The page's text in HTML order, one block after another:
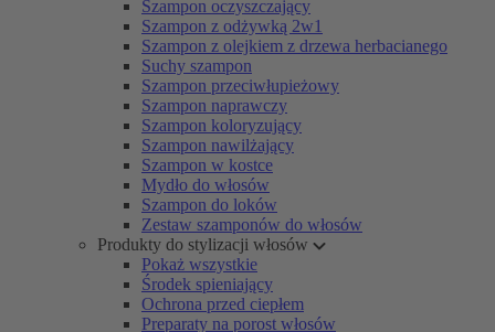
Szampon oczyszczający
Szampon z odżywką 2w1
Szampon z olejkiem z drzewa herbacianego
Suchy szampon
Szampon przeciwłupieżowy
Szampon naprawczy
Szampon koloryzujący
Szampon nawilżający
Szampon w kostce
Mydło do włosów
Szampon do loków
Zestaw szamponów do włosów
Produkty do stylizacji włosów
Pokaż wszystkie
Środek spieniający
Ochrona przed ciepłem
Preparaty na porost włosów